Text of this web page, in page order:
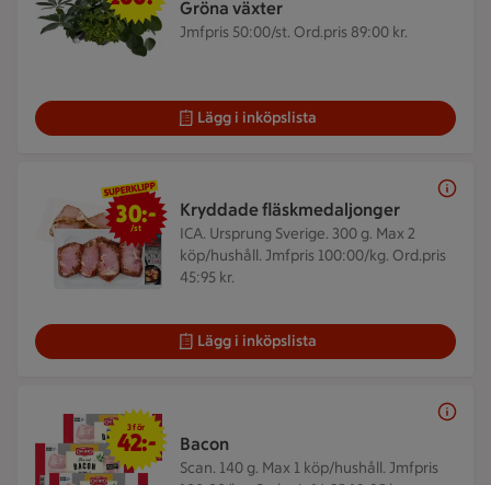
Gröna växter
Jmfpris 50:00/st. Ord.pris 89:00 kr.
Lägg i inköpslista
Kryddade fläskmedaljonger
ICA. Ursprung Sverige. 300 g. Max 2
köp/hushåll. Jmfpris 100:00/kg. Ord.pris
45:95 kr.
30 kr/st
30:-
/st
Lägg i inköpslista
Bacon
Scan. 140 g. Max 1 köp/hushåll. Jmfpris
3 för 42 kr
3 för
42:-